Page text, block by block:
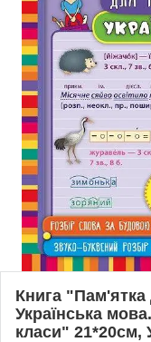
Книга "Пам'ятка
Українська
класи" 21*20см,